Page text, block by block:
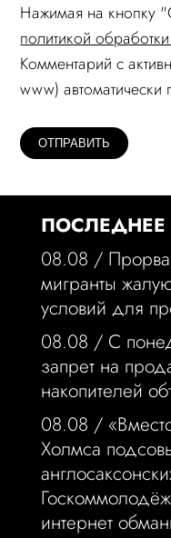
Нажимая на кнопку
политикой
Комментарий c
www) автоматически
ПОСЛЕДНЕЕ
08.08 /
мигранты
условий для
08.08 / С
запрет на
накопителей
08.08 /
Холмса
интернет